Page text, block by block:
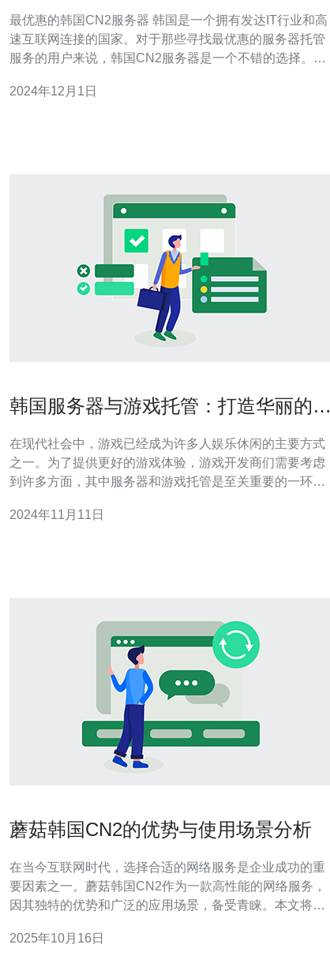
最优惠的韩国CN2服务器 韩国是一个拥有发达IT行业和高
速互联网连接的国家。对于那些寻找最优惠的服务器托管
服务的用户来说，韩国CN2服务器是一个不错的选择。
适合于各种网站和应用程序的需求。 CN2服务器是指通过
2024年12月1日
韩国服务器与游戏托管：打造华丽的游
在现代社会中，游戏已经成为许多人娱乐休闲的主要方式
之一。为了提供更好的游戏体验，游戏开发商们需要考虑
到许多方面，其中服务器和游戏托管是至关重要的一环。
管服务在业界享有盛誉。韩国服务器以其稳定的性能、快
2024年11月11日
蘑菇韩国CN2的优势与使用场景分析
在当今互联网时代，选择合适的网络服务是企业成功的重
要因素之一。蘑菇韩国CN2作为一款高性能的网络服务，
因其独特的优势和广泛的应用场景，备受青睐。本文将详
际操作步骤指南。 1. 蘑菇韩国CN2的基本介绍 蘑菇韩国
2025年10月16日